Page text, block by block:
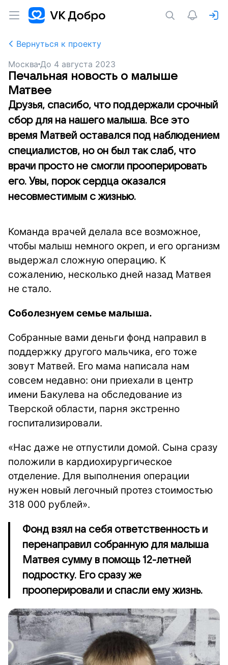
Вернуться к проекту
Москва До 4 августа 2023
Печальная новость о малыше
Матвее
Друзья, спасибо, что поддержали срочный
сбор для на нашего малыша. Все это
время Матвей оставался под наблюдением
специалистов, но он был так слаб, что
врачи просто не смогли прооперировать
его. Увы, порок сердца оказался
несовместимым с жизнью.
Команда врачей делала все возможное,
чтобы малыш немного окреп, и его организм
выдержал сложную операцию. К
сожалению, несколько дней назад Матвея
не стало.
Соболезнуем семье малыша.
Собранные вами деньги фонд направил в
поддержку другого мальчика, его тоже
зовут Матвей. Его мама написала нам
совсем недавно: они приехали в центр
имени Бакулева на обследование из
Тверской области, парня экстренно
госпитализировали.
«Нас даже не отпустили домой. Сына сразу
положили в кардиохирургическое
отделение. Для выполнения операции
нужен новый легочный протез стоимостью
318 000 рублей».
Фонд взял на себя ответственность и
перенаправил собранную для малыша
Матвея сумму в помощь 12-летней
подростку. Его сразу же
прооперировали и спасли ему жизнь.